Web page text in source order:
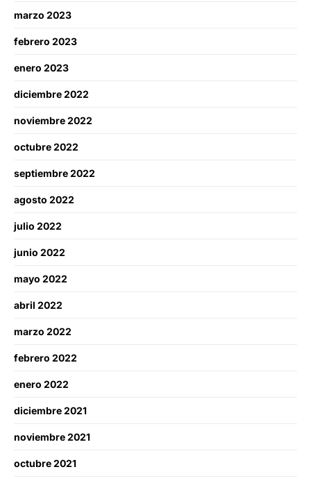
marzo 2023
febrero 2023
enero 2023
diciembre 2022
noviembre 2022
octubre 2022
septiembre 2022
agosto 2022
julio 2022
junio 2022
mayo 2022
abril 2022
marzo 2022
febrero 2022
enero 2022
diciembre 2021
noviembre 2021
octubre 2021